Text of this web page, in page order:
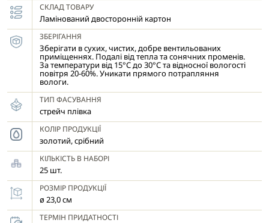
допомагає зберегти свіжість десертів.
Ламінація підложок йде в двох кольорах:
золота з однієї сторони і срібна - з іншої.
Гладка, блискуча поверхня створює
вишуканий вигляд, підкреслюючи естетику
готового виробу, що додає професійної
подачі готових десертів.
Фасується по 25 штук.
СКЛАД ТОВАРУ
Ламінований двосторонній картон
ЗБЕРІГАННЯ
Зберігати в сухих, чистих, добре вентильованих
приміщеннях. Подалі від тепла та сонячних променів.
За температури від 15°С до 30°С та відносної вологості
повітря 20-60%. Уникати прямого потрапляння
вологи.
ТИП ФАСУВАННЯ
стрейч плівка
КОЛІР ПРОДУКЦІЇ
золотий, срібний
КІЛЬКІСТЬ В НАБОРІ
25 шт.
РОЗМІР ПРОДУКЦІЇ
ø 23,0 см
ТЕРМІН ПРИДАТНОСТІ